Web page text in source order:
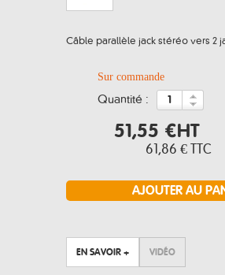
Câble parallèle jack stéréo vers 2
Sur commande
quantité :
51,55 €HT
61,86 € TTC
EN SAVOIR + VIDÉO